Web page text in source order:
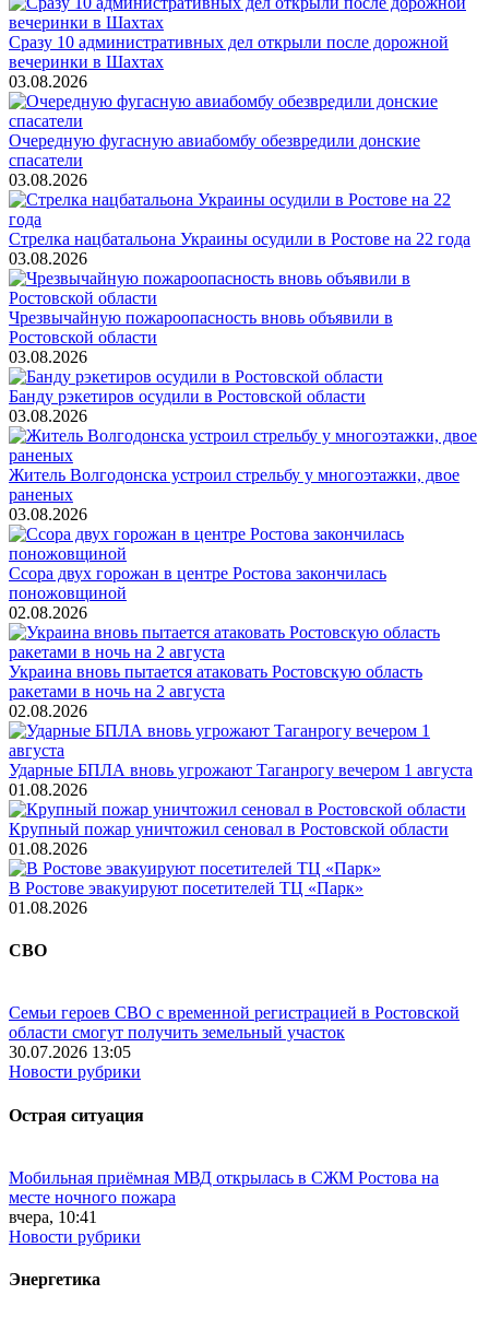
Сразу 10 административных дел открыли после дорожной
вечеринки в Шахтах
03.08.2026
Очередную фугасную авиабомбу обезвредили донские
спасатели
03.08.2026
Стрелка нацбатальона Украины осудили в Ростове на 22 года
03.08.2026
Чрезвычайную пожароопасность вновь объявили в
Ростовской области
03.08.2026
Банду рэкетиров осудили в Ростовской области
03.08.2026
Житель Волгодонска устроил стрельбу у многоэтажки, двое
раненых
03.08.2026
Ссора двух горожан в центре Ростова закончилась
поножовщиной
02.08.2026
Украина вновь пытается атаковать Ростовскую область
ракетами в ночь на 2 августа
02.08.2026
Ударные БПЛА вновь угрожают Таганрогу вечером 1 августа
01.08.2026
Крупный пожар уничтожил сеновал в Ростовской области
01.08.2026
В Ростове эвакуируют посетителей ТЦ «Парк»
01.08.2026
СВО
Семьи героев СВО с временной регистрацией в Ростовской
области смогут получить земельный участок
30.07.2026 13:05
Новости рубрики
Острая ситуация
Мобильная приёмная МВД открылась в СЖМ Ростова на
месте ночного пожара
вчера, 10:41
Новости рубрики
Энергетика